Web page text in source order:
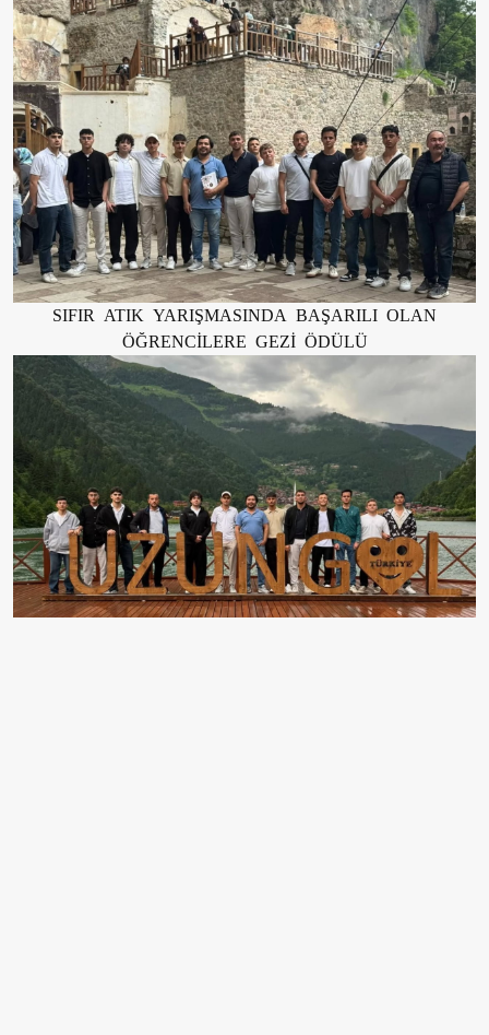
SIFIR ATIK YARIŞMASINDA BAŞARILI OLAN
ÖĞRENCİLERE GEZİ ÖDÜLÜ